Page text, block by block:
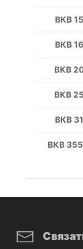
ВКВ
ВКВ
ВКВ
ВКВ
ВКВ
ВКВ